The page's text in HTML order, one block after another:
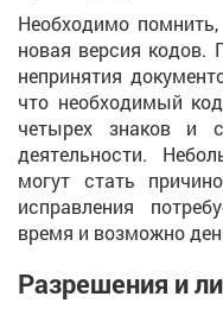
Необходимо
новая версия кодов.
непринятия
что необходимый
четырех знаков и
деятельности.
могут стать
исправления
время и возможно
Разрешения и